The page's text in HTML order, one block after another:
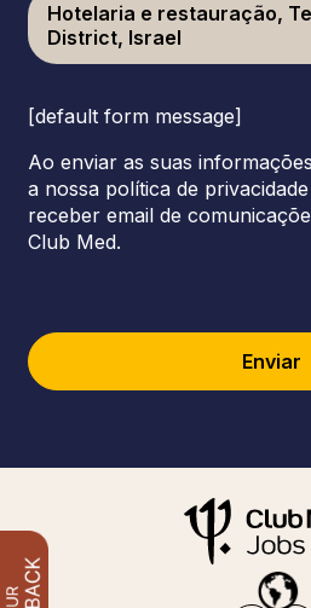
Hotelaria e restauração,
District, Israel
[default form message]
Ao enviar as suas
a nossa política de
receber email de
Club Med.
Enviar